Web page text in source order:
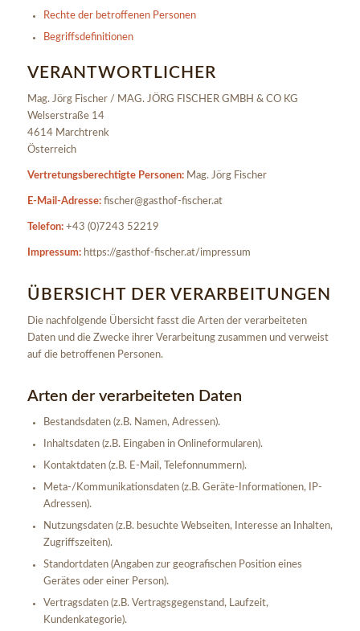
Rechte der betroffenen Personen
Begriffsdefinitionen
VERANTWORTLICHER
Mag. Jörg Fischer / MAG. JÖRG FISCHER GMBH & CO KG
Welserstraße 14
4614 Marchtrenk
Österreich
Vertretungsberechtigte Personen:Mag. Jörg Fischer
E-Mail-Adresse:fischer@gasthof-fischer.at
Telefon:+43 (0)7243 52219
Impressum:https://gasthof-fischer.at/impressum
ÜBERSICHT DER VERARBEITUNGEN
Die nachfolgende Übersicht fasst die Arten der verarbeiteten
Daten und die Zwecke ihrer Verarbeitung zusammen und verweist
auf die betroffenen Personen.
Arten der verarbeiteten Daten
Bestandsdaten (z.B. Namen, Adressen).
Inhaltsdaten (z.B. Eingaben in Onlineformularen).
Kontaktdaten (z.B. E-Mail, Telefonnummern).
Meta-/Kommunikationsdaten (z.B. Geräte-Informationen, IP-
Adressen).
Nutzungsdaten (z.B. besuchte Webseiten, Interesse an Inhalten,
Zugriffszeiten).
Standortdaten (Angaben zur geografischen Position eines
Gerätes oder einer Person).
Vertragsdaten (z.B. Vertragsgegenstand, Laufzeit,
Kundenkategorie).